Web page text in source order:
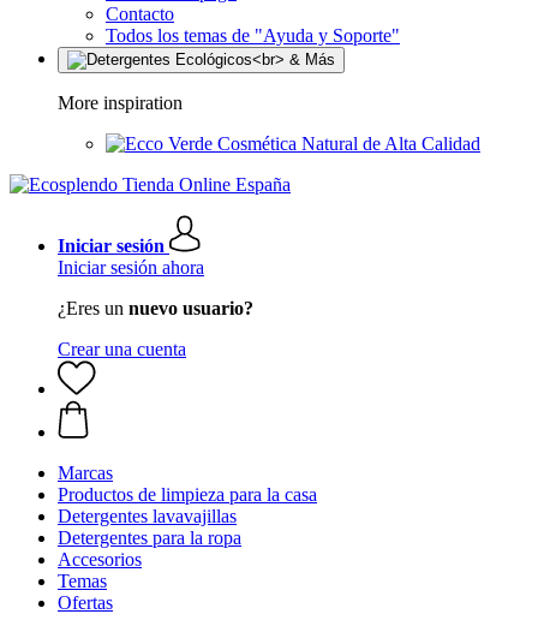
Contacto
Todos los temas de "Ayuda y Soporte"
More inspiration
Cosmética Natural de Alta Calidad
Iniciar sesión
Iniciar sesión ahora
¿Eres un nuevo usuario?
Crear una cuenta
Marcas
Productos de limpieza para la casa
Detergentes lavavajillas
Detergentes para la ropa
Accesorios
Temas
Ofertas